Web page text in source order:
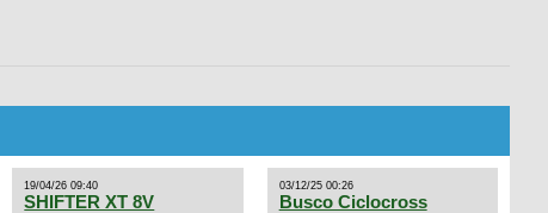
19/04/26 09:40
SHIFTER XT 8V
03/12/25 00:26
Busco Ciclocross